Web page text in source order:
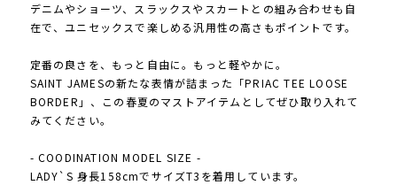
デニムやショーツ、スラックスやスカートとの組み合わせも自
在で、ユニセックスで楽しめる汎用性の高さもポイントです。
定番の良さを、もっと自由に。もっと軽やかに。
SAINT JAMESの新たな表情が詰まった「PRIAC TEE LOOSE
BORDER」、この春夏のマストアイテムとしてぜひ取り入れて
みてください。
- COODINATION MODEL SIZE -
LADY`S 身長158cmでサイズT3を着用しています。